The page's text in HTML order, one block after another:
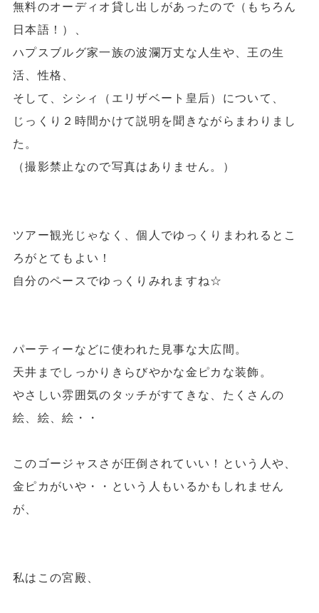
無料のオーディオ貸し出しがあったので（もちろん
日本語！）、
ハプスブルグ家一族の波瀾万丈な人生や、王の生
活、性格、
そして、シシィ（エリザベート皇后）について、
じっくり２時間かけて説明を聞きながらまわりまし
た。
（撮影禁止なので写真はありません。）
ツアー観光じゃなく、個人でゆっくりまわれるとこ
ろがとてもよい！
自分のペースでゆっくりみれますね☆
パーティーなどに使われた見事な大広間。
天井までしっかりきらびやかな金ピカな装飾。
やさしい雰囲気のタッチがすてきな、たくさんの
絵、絵、絵・・
このゴージャスさが圧倒されていい！という人や、
金ピカがいや・・という人もいるかもしれません
が、
私はこの宮殿、